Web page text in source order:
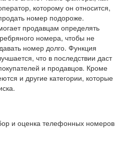
которому он относится,
номер подороже.
продавцам определять
номера, чтобы не
номер долго. Функция
что в последствии даст
и продавцов. Кроме
и другие категории, которые
и оценка телефонных номеров